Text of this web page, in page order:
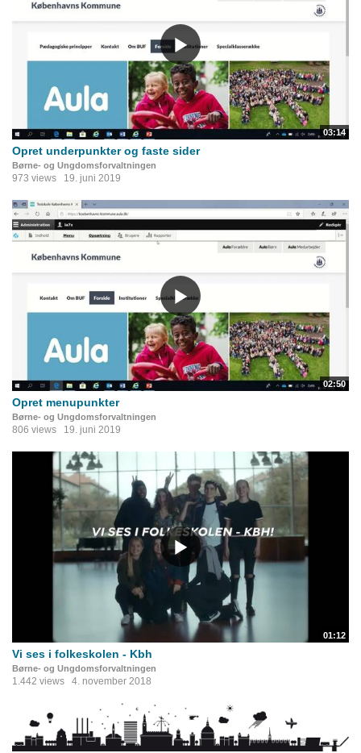
03:14
Opret underpunkter og faste sider
Børne- og Ungdomsforvaltningen
973 views 19. juni 2019
02:50
Opret menupunkter
Børne- og Ungdomsforvaltningen
806 views 19. juni 2019
01:12
Vi ses i folkeskolen - Kbh
Børne- og Ungdomsforvaltningen
1.442 views 4. november 2018